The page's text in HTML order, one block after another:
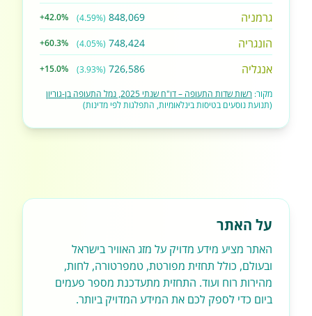
גרמניה 848,069
(4.59%)
+42.0%
הונגריה 748,424
(4.05%)
+60.3%
אנגליה 726,586
(3.93%)
+15.0%
מקור: רשות שדות התעופה – דו"ח שנתי 2025, נמל התעופה בן-גוריון
(תנועת נוסעים בטיסות בינלאומיות, התפלגות לפי מדינות)
על האתר
האתר מציע מידע מדויק על מזג האוויר בישראל
ובעולם, כולל תחזית מפורטת, טמפרטורה, לחות,
מהירות רוח ועוד. התחזית מתעדכנת מספר פעמים
ביום כדי לספק לכם את המידע המדויק ביותר.